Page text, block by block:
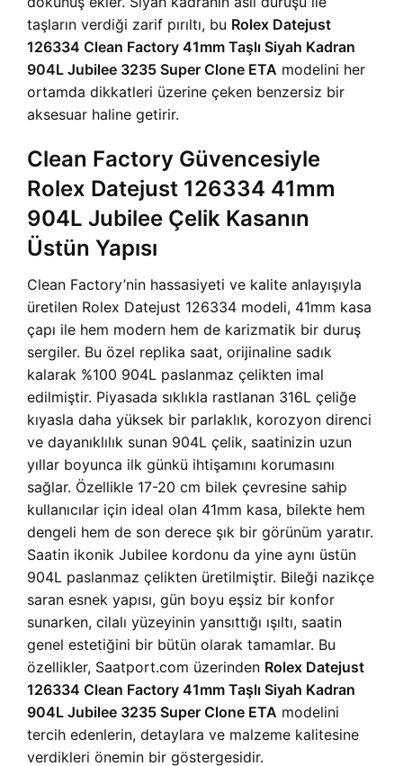
taşların verdiği zarif pırıltı, bu Rolex Datejust
126334 Clean Factory 41mm Taşlı Siyah Kadran
904L Jubilee 3235 Super Clone ETA modelini her
ortamda dikkatleri üzerine çeken benzersiz bir
aksesuar haline getirir.
Clean Factory Güvencesiyle
Rolex Datejust 126334 41mm
904L Jubilee Çelik Kasanın
Üstün Yapısı
Clean Factory’nin hassasiyeti ve kalite anlayışıyla
üretilen Rolex Datejust 126334 modeli, 41mm kasa
çapı ile hem modern hem de karizmatik bir duruş
sergiler. Bu özel replika saat, orijinaline sadık
kalarak %100 904L paslanmaz çelikten imal
edilmiştir. Piyasada sıklıkla rastlanan 316L çeliğe
kıyasla daha yüksek bir parlaklık, korozyon direnci
ve dayanıklılık sunan 904L çelik, saatinizin uzun
yıllar boyunca ilk günkü ihtişamını korumasını
sağlar. Özellikle 17-20 cm bilek çevresine sahip
kullanıcılar için ideal olan 41mm kasa, bilekte hem
dengeli hem de son derece şık bir görünüm yaratır.
Saatin ikonik Jubilee kordonu da yine aynı üstün
904L paslanmaz çelikten üretilmiştir. Bileği nazikçe
saran esnek yapısı, gün boyu eşsiz bir konfor
sunarken, cilalı yüzeyinin yansıttığı ışıltı, saatin
genel estetiğini bir bütün olarak tamamlar. Bu
özellikler, Saatport.com üzerinden Rolex Datejust
126334 Clean Factory 41mm Taşlı Siyah Kadran
904L Jubilee 3235 Super Clone ETA modelini
tercih edenlerin, detaylara ve malzeme kalitesine
verdikleri önemin bir göstergesidir.